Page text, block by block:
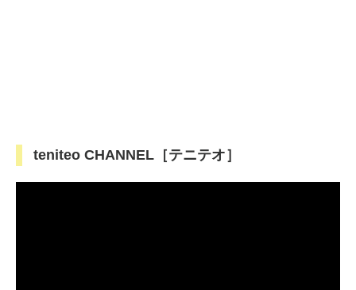
teniteo CHANNEL［テニテオ］